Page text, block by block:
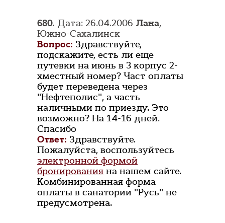
680. Дата: 26.04.2006 Лана,
Южно-Сахалинск
Вопрос: Здравствуйте,
подскажите, есть ли еще
путевки на июнь в 3 корпус 2-
хместный номер? Част оплаты
будет переведена через
"Нефтеполис", а часть
наличными по приезду. Это
возможно? На 14-16 дней.
Спасибо
Ответ: Здравствуйте.
Пожалуйста, воспользуйтесь
электронной формой
бронирования на нашем сайте.
Комбинированная форма
оплаты в санатории "Русь" не
предусмотрена.